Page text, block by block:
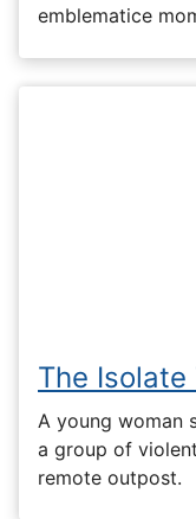
emblematice
The
A young woman
a group of
remote outpost.